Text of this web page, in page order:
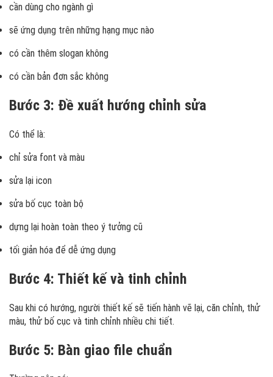
cần dùng cho ngành gì
sẽ ứng dụng trên những hạng mục nào
có cần thêm slogan không
có cần bản đơn sắc không
Bước 3: Đề xuất hướng chỉnh sửa
Có thể là:
chỉ sửa font và màu
sửa lại icon
sửa bố cục toàn bộ
dựng lại hoàn toàn theo ý tưởng cũ
tối giản hóa để dễ ứng dụng
Bước 4: Thiết kế và tinh chỉnh
Sau khi có hướng, người thiết kế sẽ tiến hành vẽ lại, căn chỉnh, thử
màu, thử bố cục và tinh chỉnh nhiều chi tiết.
Bước 5: Bàn giao file chuẩn